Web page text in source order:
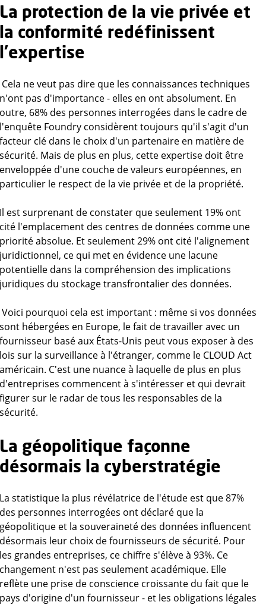
La protection de la vie privée et
la conformité redéfinissent
l'expertise
Cela ne veut pas dire que les connaissances techniques
n'ont pas d'importance - elles en ont absolument. En
outre, 68% des personnes interrogées dans le cadre de
l'enquête Foundry considèrent toujours qu'il s'agit d'un
facteur clé dans le choix d'un partenaire en matière de
sécurité. Mais de plus en plus, cette expertise doit être
enveloppée d'une couche de valeurs européennes, en
particulier le respect de la vie privée et de la propriété.
Il est surprenant de constater que seulement 19% ont
cité l'emplacement des centres de données comme une
priorité absolue. Et seulement 29% ont cité l'alignement
juridictionnel, ce qui met en évidence une lacune
potentielle dans la compréhension des implications
juridiques du stockage transfrontalier des données.
Voici pourquoi cela est important : même si vos données
sont hébergées en Europe, le fait de travailler avec un
fournisseur basé aux États-Unis peut vous exposer à des
lois sur la surveillance à l'étranger, comme le CLOUD Act
américain. C'est une nuance à laquelle de plus en plus
d'entreprises commencent à s'intéresser et qui devrait
figurer sur le radar de tous les responsables de la
sécurité.
La géopolitique façonne
désormais la cyberstratégie
La statistique la plus révélatrice de l'étude est que 87%
des personnes interrogées ont déclaré que la
géopolitique et la souveraineté des données influencent
désormais leur choix de fournisseurs de sécurité. Pour
les grandes entreprises, ce chiffre s'élève à 93%. Ce
changement n'est pas seulement académique. Elle
reflète une prise de conscience croissante du fait que le
pays d'origine d'un fournisseur - et les obligations légales